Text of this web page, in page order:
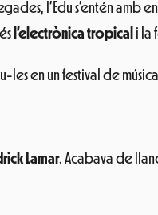
l’Edu s’entén
l’electrònica tropical i la
en un festival de
Lamar. Acabava de